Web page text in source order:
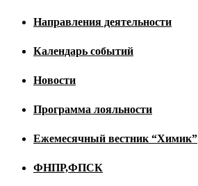
Направления деятельности
Календарь событий
Новости
Программа лояльности
Ежемесячный вестник “Химик”
ФНПР,ФПСК